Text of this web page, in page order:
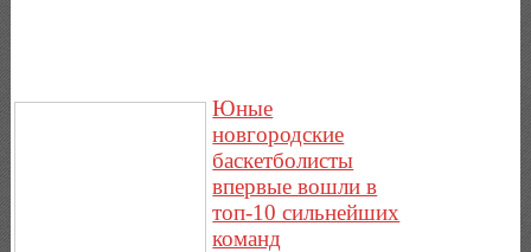
Юные
новгородские
баскетболисты
впервые вошли в
топ-10 сильнейших
команд